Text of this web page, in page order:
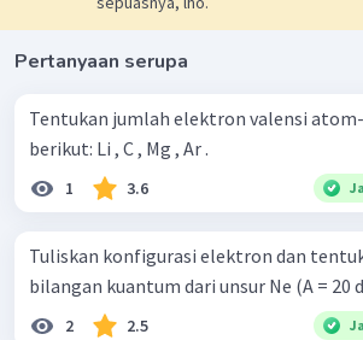
Pertanyaan serupa
Tentukan jumlah elektron valensi
berikut: Li , C , Mg , Ar .
1 3.6
Tuliskan konfigurasi elektron dan
bilangan kuantum dari unsur Ne (A = 20
2 2.5